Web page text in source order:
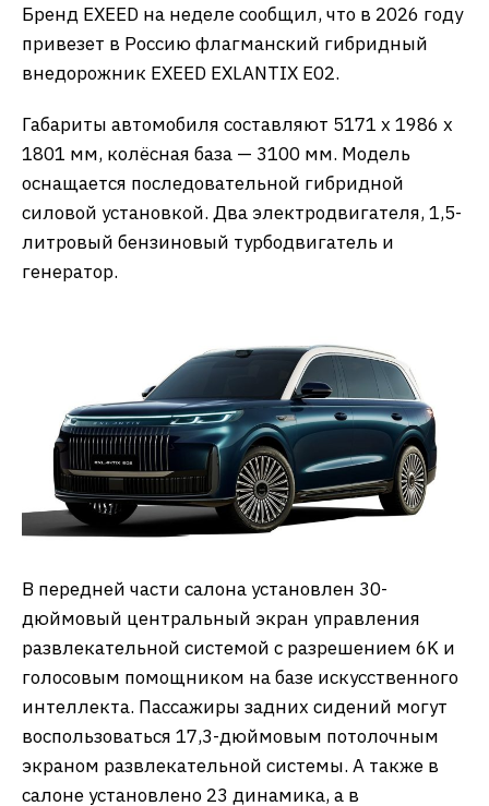
Бренд EXEED на неделе сообщил, что в 2026 году
привезет в Россию флагманский гибридный
внедорожник EXEED EXLANTIX E02.
Габариты автомобиля составляют 5171 x 1986 x
1801 мм, колёсная база — 3100 мм. Модель
оснащается последовательной гибридной
силовой установкой. Два электродвигателя, 1,5-
литровый бензиновый турбодвигатель и
генератор.
В передней части салона установлен 30-
дюймовый центральный экран управления
развлекательной системой с разрешением 6K и
голосовым помощником на базе искусственного
интеллекта. Пассажиры задних сидений могут
воспользоваться 17,3-дюймовым потолочным
экраном развлекательной системы. А также в
салоне установлено 23 динамика, а в